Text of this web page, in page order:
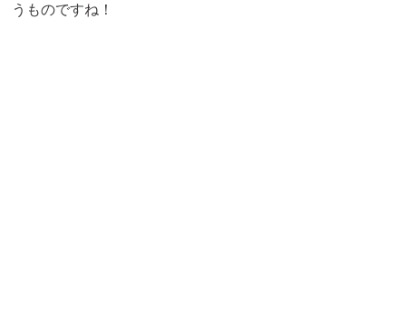
うものですね！